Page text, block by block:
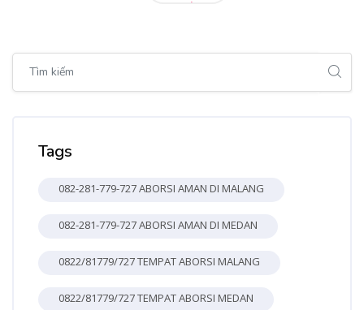
Tags
082-281-779-727 ABORSI AMAN DI MALANG
082-281-779-727 ABORSI AMAN DI MEDAN
0822/81779/727 TEMPAT ABORSI MALANG
0822/81779/727 TEMPAT ABORSI MEDAN